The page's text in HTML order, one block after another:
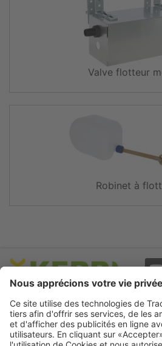
Valve flotteur
Robinet à
Evènements
Newsletter
Termes d'utilisation
A